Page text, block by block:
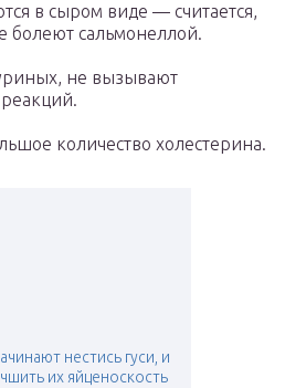
в сыром виде — считается,
болеют сальмонеллой.
не вызывают
количество холестерина.
нестись гуси, и
их яйценоскость